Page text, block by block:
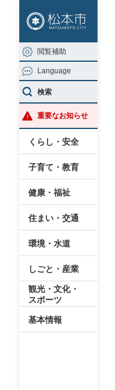
ジ
の
先
頭
で
す
ュ
ー
を
飛
ば
し
閲覧補助
Language
検索
重要なお知らせ
くらし・安全
子育て・教育
健康・福祉
住まい・交通
環境・水道
しごと・産業
観光・文化・
スポーツ
基本情報